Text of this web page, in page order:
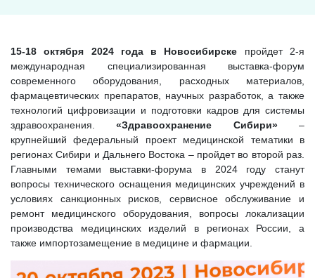
15-18 октября 2024 года в Новосибирске пройдет 2-я
международная специализированная выставка-форум
современного оборудования, расходных материалов,
фармацевтических препаратов, научных разработок, а также
технологий цифровизации и подготовки кадров для системы
здравоохранения.«Здравоохранение Сибири»–
крупнейший федеральный проект медицинской тематики в
регионах Сибири и Дальнего Востока – пройдет во второй раз.
Главными темами выставки-форума в 2024 году станут
вопросы технического оснащения медицинских учреждений в
условиях санкционных рисков, сервисное обслуживание и
ремонт медицинского оборудования, вопросы локализации
производства медицинских изделий в регионах России, а
также импортозамещение в медицине и фармации.